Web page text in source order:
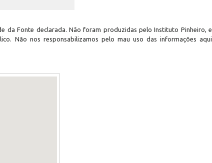
da Fonte declarada. Não foram produzidas pelo Instituto Pinheiro, e
Não nos responsabilizamos pelo mau uso das informações aqui